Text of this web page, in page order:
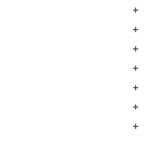
+
+
+
+
+
+
+